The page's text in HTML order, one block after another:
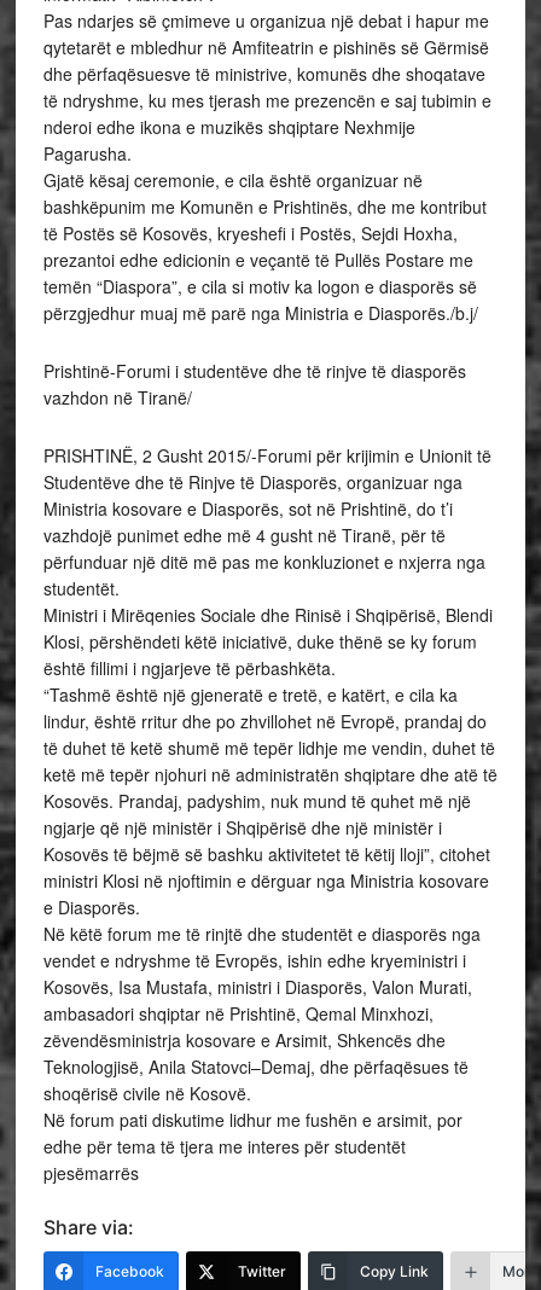
Pas ndarjes së çmimeve u organizua një debat i hapur me
qytetarët e mbledhur në Amfiteatrin e pishinës së Gërmisë
dhe përfaqësuesve të ministrive, komunës dhe shoqatave
të ndryshme, ku mes tjerash me prezencën e saj tubimin e
nderoi edhe ikona e muzikës shqiptare Nexhmije
Pagarusha.
Gjatë kësaj ceremonie, e cila është organizuar në
bashkëpunim me Komunën e Prishtinës, dhe me kontribut
të Postës së Kosovës, kryeshefi i Postës, Sejdi Hoxha,
prezantoi edhe edicionin e veçantë të Pullës Postare me
temën “Diaspora”, e cila si motiv ka logon e diasporës së
përzgjedhur muaj më parë nga Ministria e Diasporës./b.j/
Prishtinë-Forumi i studentëve dhe të rinjve të diasporës
vazhdon në Tiranë/
PRISHTINË, 2 Gusht 2015/-Forumi për krijimin e Unionit të
Studentëve dhe të Rinjve të Diasporës, organizuar nga
Ministria kosovare e Diasporës, sot në Prishtinë, do t’i
vazhdojë punimet edhe më 4 gusht në Tiranë, për të
përfunduar një ditë më pas me konkluzionet e nxjerra nga
studentët.
Ministri i Mirëqenies Sociale dhe Rinisë i Shqipërisë, Blendi
Klosi, përshëndeti këtë iniciativë, duke thënë se ky forum
është fillimi i ngjarjeve të përbashkëta.
“Tashmë është një gjeneratë e tretë, e katërt, e cila ka
lindur, është rritur dhe po zhvillohet në Evropë, prandaj do
të duhet të ketë shumë më tepër lidhje me vendin, duhet të
ketë më tepër njohuri në administratën shqiptare dhe atë të
Kosovës. Prandaj, padyshim, nuk mund të quhet më një
ngjarje që një ministër i Shqipërisë dhe një ministër i
Kosovës të bëjmë së bashku aktivitetet të këtij lloji”, citohet
ministri Klosi në njoftimin e dërguar nga Ministria kosovare
e Diasporës.
Në këtë forum me të rinjtë dhe studentët e diasporës nga
vendet e ndryshme të Evropës, ishin edhe kryeministri i
Kosovës, Isa Mustafa, ministri i Diasporës, Valon Murati,
ambasadori shqiptar në Prishtinë, Qemal Minxhozi,
zëvendësministrja kosovare e Arsimit, Shkencës dhe
Teknologjisë, Anila Statovci–Demaj, dhe përfaqësues të
shoqërisë civile në Kosovë.
Në forum pati diskutime lidhur me fushën e arsimit, por
edhe për tema të tjera me interes për studentët
pjesëmarrës
Share via:
Facebook Twitter Copy Link More